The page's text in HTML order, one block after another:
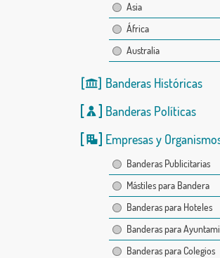
Asia
África
Australia
Banderas Históricas
Banderas Políticas
Empresas y
Banderas Publicitarias
Mástiles para Bandera
Banderas para Hoteles
Banderas para
Banderas para Colegios